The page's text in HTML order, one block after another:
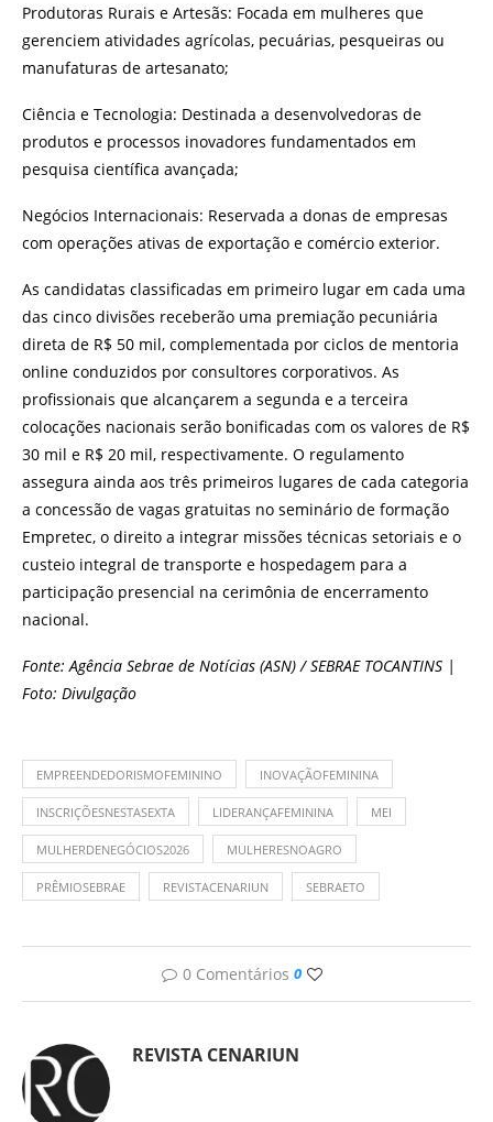
Produtoras Rurais e Artesãs: Focada em mulheres que
gerenciem atividades agrícolas, pecuárias, pesqueiras ou
manufaturas de artesanato;
Ciência e Tecnologia: Destinada a desenvolvedoras de
produtos e processos inovadores fundamentados em
pesquisa científica avançada;
Negócios Internacionais: Reservada a donas de empresas
com operações ativas de exportação e comércio exterior.
As candidatas classificadas em primeiro lugar em cada uma
das cinco divisões receberão uma premiação pecuniária
direta de R$ 50 mil, complementada por ciclos de mentoria
online conduzidos por consultores corporativos. As
profissionais que alcançarem a segunda e a terceira
colocações nacionais serão bonificadas com os valores de R$
30 mil e R$ 20 mil, respectivamente. O regulamento
assegura ainda aos três primeiros lugares de cada categoria
a concessão de vagas gratuitas no seminário de formação
Empretec, o direito a integrar missões técnicas setoriais e o
custeio integral de transporte e hospedagem para a
participação presencial na cerimônia de encerramento
nacional.
Fonte: Agência Sebrae de Notícias (ASN) / SEBRAE TOCANTINS |
Foto: Divulgação
EMPREENDEDORISMOFEMININO INOVAÇÃOFEMININA
INSCRIÇÕESNESTASEXTA LIDERANÇAFEMININA MEI
MULHERDENEGÓCIOS2026 MULHERESNOAGRO
PRÊMIOSEBRAE REVISTACENARIUN SEBRAETO
0 Comentários 0
REVISTA CENARIUN